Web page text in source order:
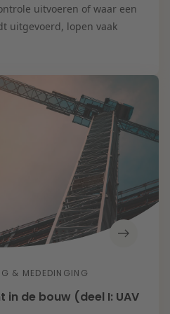
uitvoeren of waar een
uitgevoerd, lopen vaak
& MEDEDINGING
de bouw (deel I: UAV